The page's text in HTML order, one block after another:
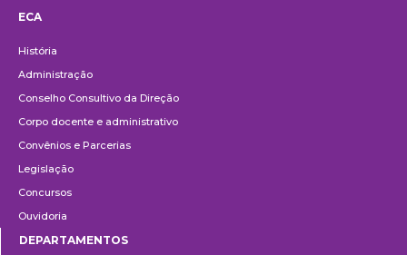
ECA
História
Administração
Conselho Consultivo da Direção
Corpo docente e administrativo
Convênios e Parcerias
Legislação
Concursos
Ouvidoria
DEPARTAMENTOS